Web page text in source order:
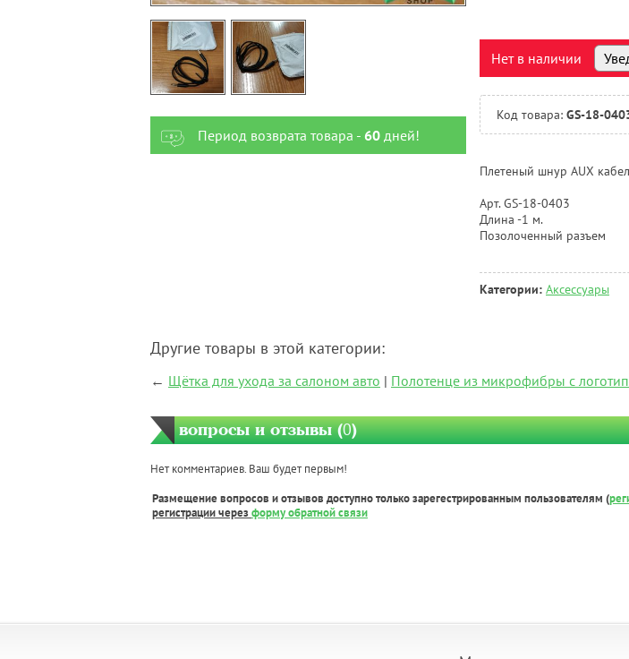
Период возврата товара - 60дней!
Нет в наличии
Код товара: GS-18-
Плетеный шнур AUX
Арт. GS-18-0403
Длина -1 м.
Позолоченный разъем
Категории: Аксессуары
Другие товары в этой категории:
← Щётка для ухода за салоном авто | Полотенце из микрофибры с
вопросы и отзывы (0)
Нет комментариев. Ваш будет первым!
Размещение вопросов и отзывов доступно только зарегестрированным пользователям (
регистрации через форму обратной связи